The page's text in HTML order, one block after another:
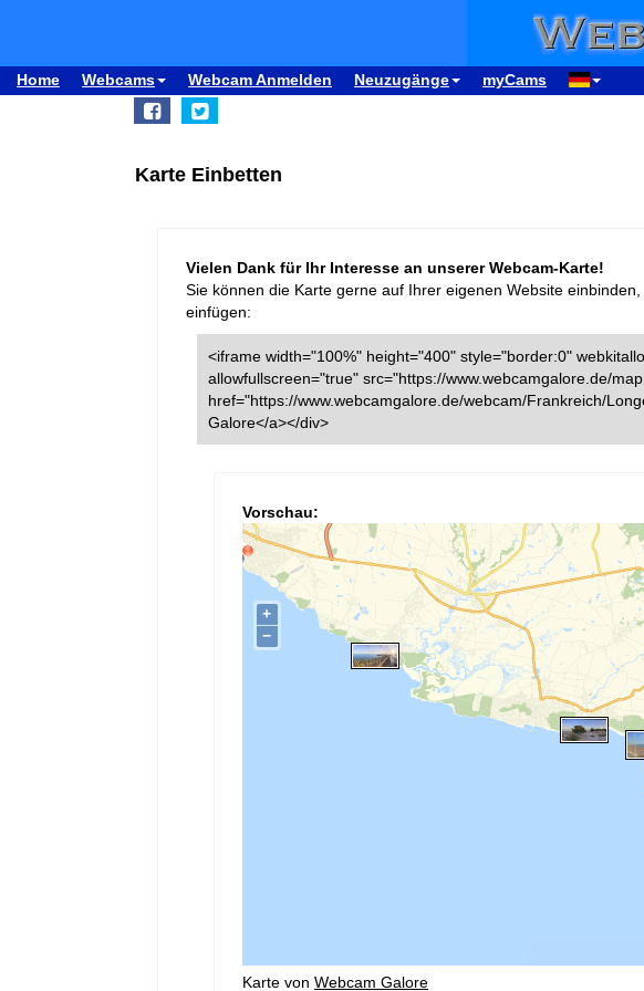
Home Webcams Webcam Anmelden Neuzugänge myCams
Karte Einbetten
Vielen Dank für Ihr Interesse an unserer Webcam-Karte!
Sie können die Karte gerne auf Ihrer eigenen Website
einfügen:
<iframe width="100%" height="400" style="border:0"
allowfullscreen="true" src="https://www.webcamgalore.de/
href="https://www.webcamgalore.de/webcam/Frankreich/
Galore</a></div>
Vorschau:
Karte von Webcam Galore